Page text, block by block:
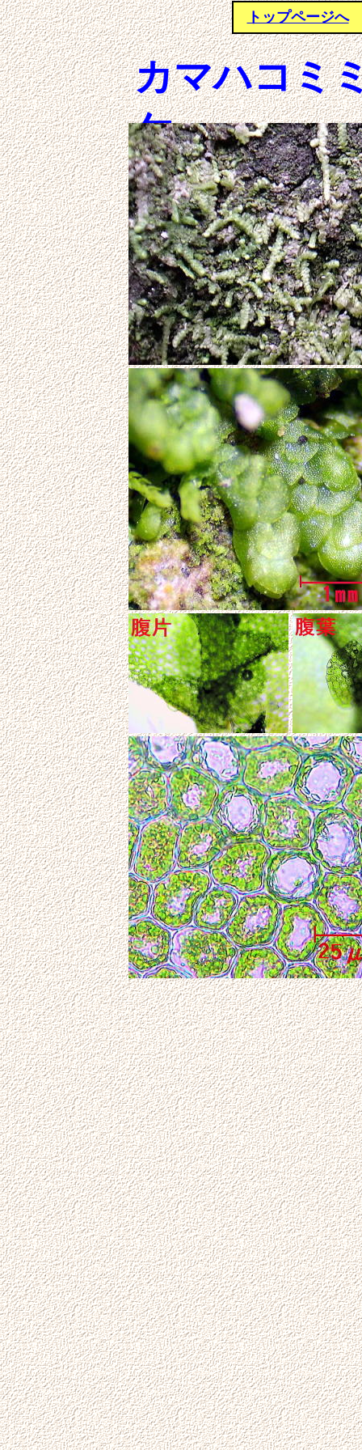
トップページへ
カマハコミ
ケ